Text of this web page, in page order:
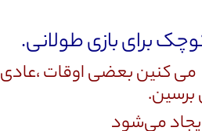
می کنین بعضی اوقات
برسین.
می‌شود